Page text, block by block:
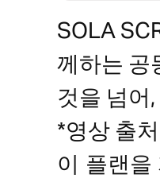
SOLA
께하는 공
것을 넘어
*영상 출
이 플랜